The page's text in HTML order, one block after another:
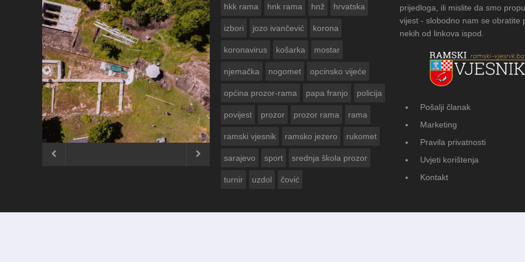
ČESTITKA RAMSKOG VJESNIKA ZA
USKRS 2023. GODINE
 
hkk rama hnk rama hnž hrvatska
izbori jozo ivančević korona
koronavirus košarka mostar
njemačka nogomet opcinsko vijeće
općina prozor-rama papa franjo policija
povijest prozor prozor rama rama
ramski vjesnik ramsko jezero rukomet
sarajevo sport srednja škola prozor
turnir uzdol čović
prijedloga, ili mislite da smo
vijest - slobodno nam se obratite
nekih od linkova ispod.
Pošalji članak
Marketing
Pravila privatnosti
Uvjeti korištenja
Kontakt